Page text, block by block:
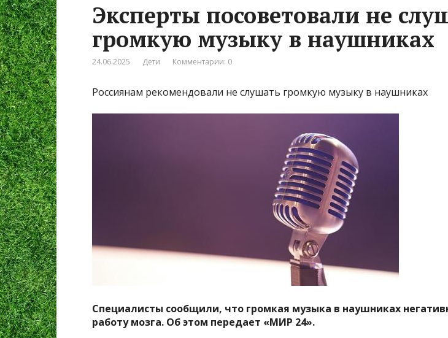
Эксперты посоветовали не
громкую музыку в наушниках
24.06.2025 Дети Комментарии: 0
Россиянам рекомендовали не слушать громкую музыку в наушниках
Специалисты сообщили, что громкая музыка в наушниках
работу мозга. Об этом передает «МИР 24».